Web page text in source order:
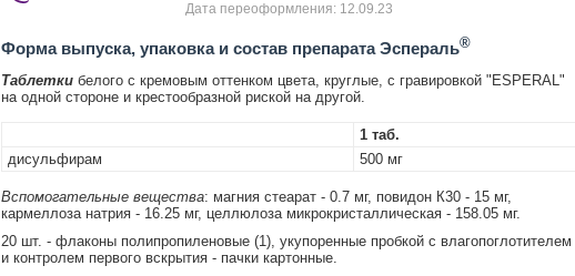
Дата переоформления: 12.09.23
Форма выпуска, упаковка и состав препарата Эспераль®
Таблеткибелого с кремовым оттенком цвета, круглые, с гравировкой "ESPERAL"
на одной стороне и крестообразной риской на другой.
1 таб.
дисульфирам
500 мг
Вспомогательные вещества: магния стеарат - 0.7 мг, повидон К30 - 15 мг,
кармеллоза натрия - 16.25 мг, целлюлоза микрокристаллическая - 158.05 мг.
20 шт. - флаконы полипропиленовые (1), укупоренные пробкой с влагопоглотителем
и контролем первого вскрытия - пачки картонные.